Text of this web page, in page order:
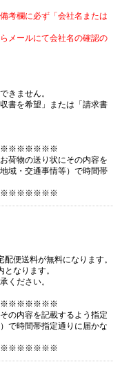
考欄に必ず「会社名または
メールにて会社名の確認の
きません。
書を希望」または「請求書
荷物の送り状にその内容を
域・交通事情等）で時間帯
便送料が無料になります。
なります。
ください。
の内容を記載するよう指定
で時間帯指定通りに届かな